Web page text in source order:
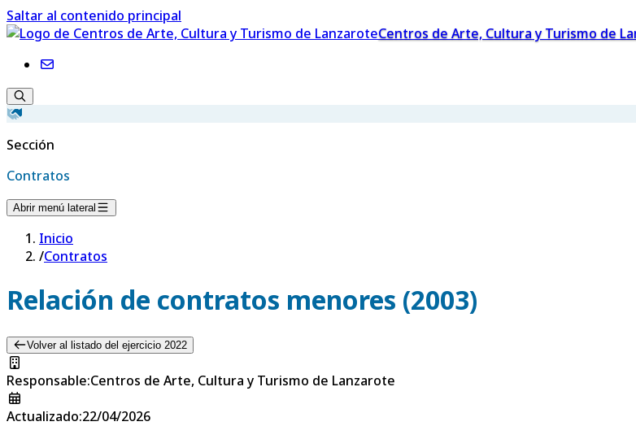
Saltar al contenido principal
Centros de Arte, Cultura y Turismo de
Sección
Contratos
Abrir menú lateral
Inicio
/Contratos
Relación de contratos menores (2003)
Volver al listado del ejercicio 2022
Responsable:Centros de Arte, Cultura y Turismo de Lanzarote
Actualizado:22/04/2026